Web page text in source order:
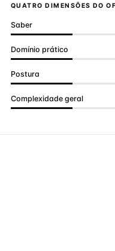
QUATRO DIMENSÕES DO
Saber
Domínio prático
Postura
Complexidade geral